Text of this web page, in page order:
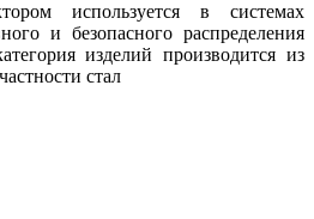
используется в системах
и безопасного распределения
изделий производится из
стал